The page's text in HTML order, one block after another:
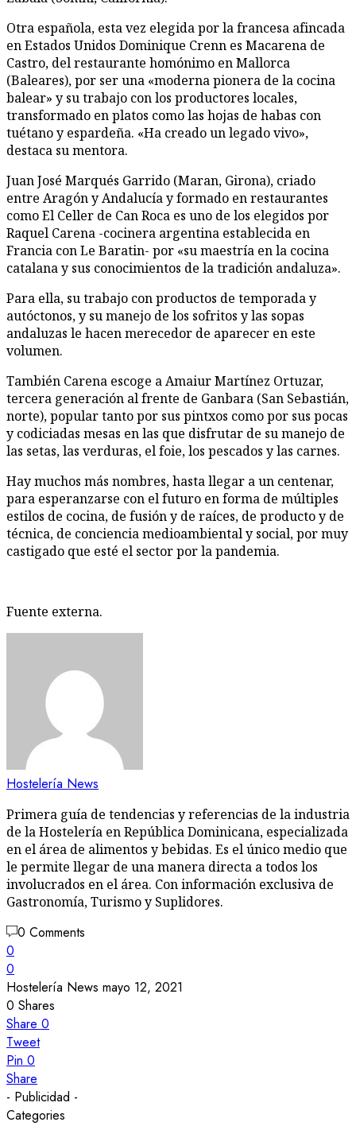
Otra española, esta vez elegida por la francesa afincada
en Estados Unidos Dominique Crenn es Macarena de
Castro, del restaurante homónimo en Mallorca
(Baleares), por ser una «moderna pionera de la cocina
balear» y su trabajo con los productores locales,
transformado en platos como las hojas de habas con
tuétano y espardeña. «Ha creado un legado vivo»,
destaca su mentora.
Juan José Marqués Garrido (Maran, Girona), criado
entre Aragón y Andalucía y formado en restaurantes
como El Celler de Can Roca es uno de los elegidos por
Raquel Carena -cocinera argentina establecida en
Francia con Le Baratin- por «su maestría en la cocina
catalana y sus conocimientos de la tradición andaluza».
Para ella, su trabajo con productos de temporada y
autóctonos, y su manejo de los sofritos y las sopas
andaluzas le hacen merecedor de aparecer en este
volumen.
También Carena escoge a Amaiur Martínez Ortuzar,
tercera generación al frente de Ganbara (San Sebastián,
norte), popular tanto por sus pintxos como por sus pocas
y codiciadas mesas en las que disfrutar de su manejo de
las setas, las verduras, el foie, los pescados y las carnes.
Hay muchos más nombres, hasta llegar a un centenar,
para esperanzarse con el futuro en forma de múltiples
estilos de cocina, de fusión y de raíces, de producto y de
técnica, de conciencia medioambiental y social, por muy
castigado que esté el sector por la pandemia.
Fuente externa.
Hostelería News
Primera guía de tendencias y referencias de la industria
de la Hostelería en República Dominicana, especializada
en el área de alimentos y bebidas. Es el único medio que
le permite llegar de una manera directa a todos los
involucrados en el área. Con información exclusiva de
Gastronomía, Turismo y Suplidores.
0 Comments
0
0
Hostelería News mayo 12, 2021
0 Shares
Share 0
Tweet
Pin 0
Share
- Publicidad -
Categories